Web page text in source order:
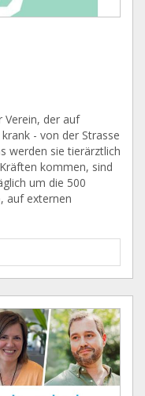
Verein, der auf
- von der Strasse
werden sie tierärztlich
kommen, sind
um die 500
auf externen